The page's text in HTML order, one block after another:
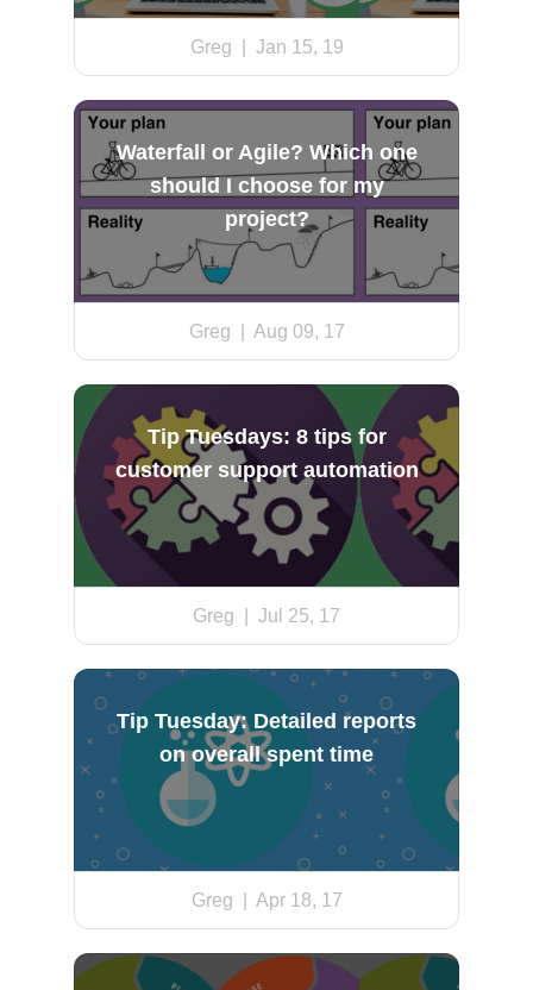
Greg | Jan 15, 19
Waterfall or Agile? Which one
should I choose for my
project?
Greg | Aug 09, 17
Tip Tuesdays: 8 tips for
customer support automation
Greg | Jul 25, 17
Tip Tuesday: Detailed reports
on overall spent time
Greg | Apr 18, 17